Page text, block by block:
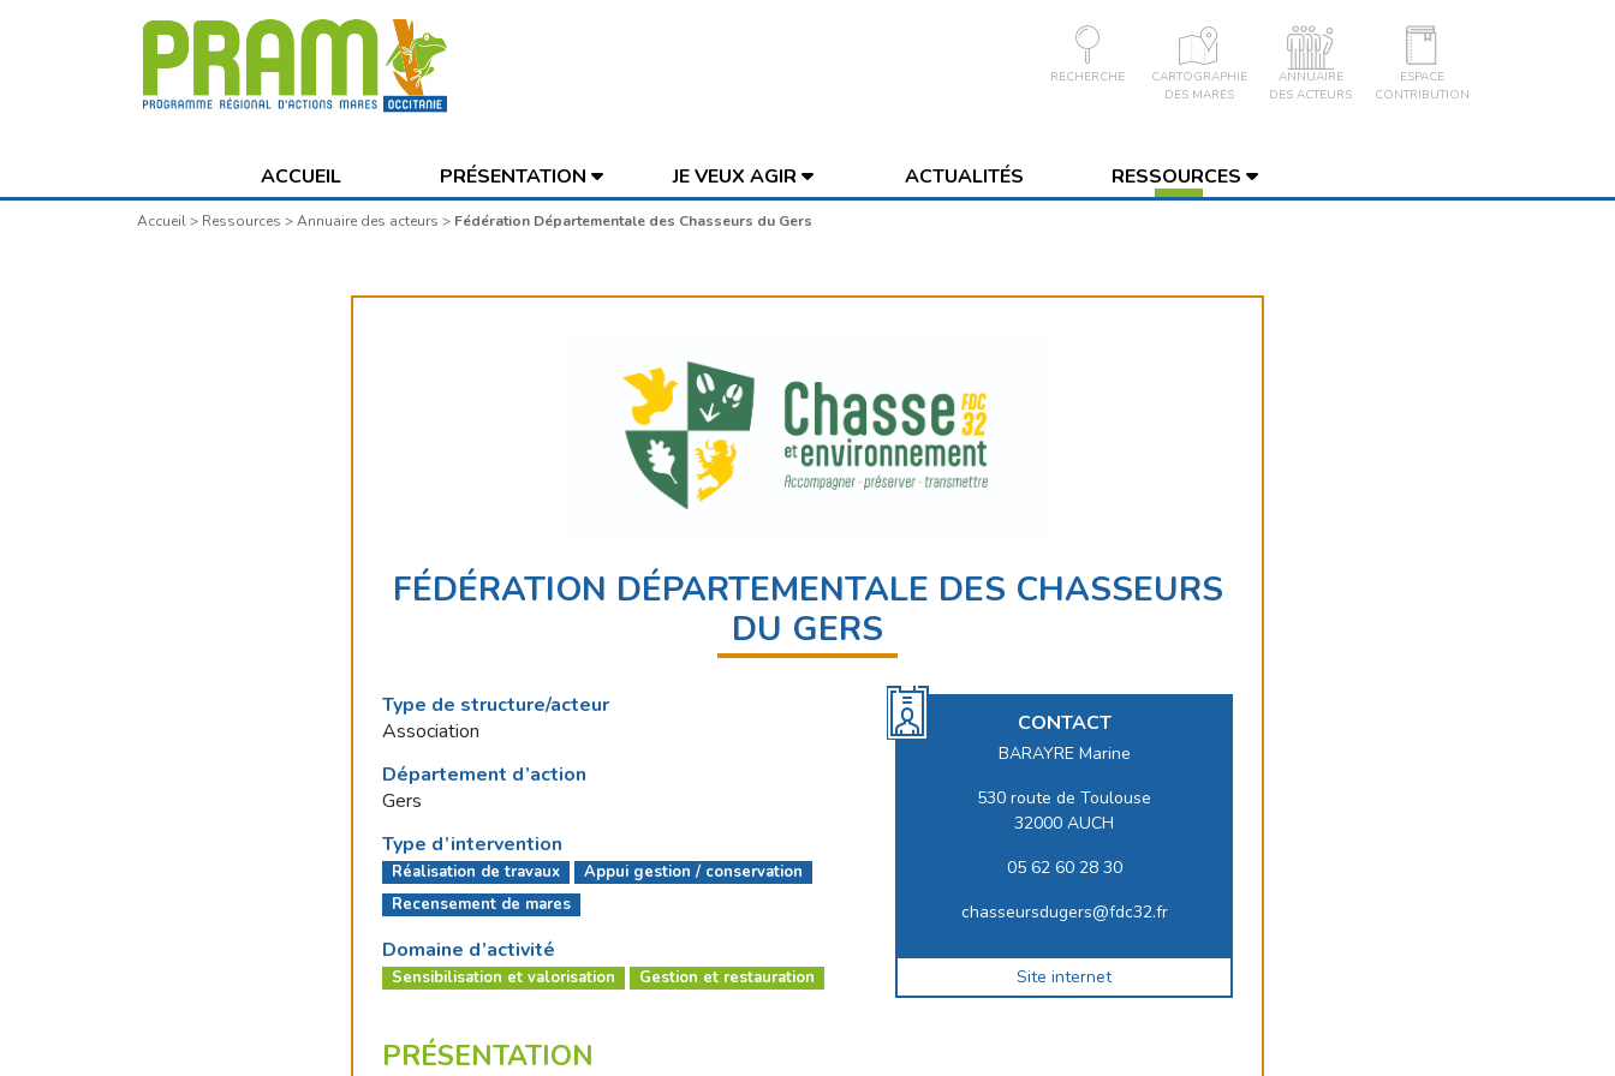
RECHERCHE
CARTOGRAPHIE
DES MARES
ANNUAIRE
DES ACTEURS
ESPACE
CONTRIBUTION
ACCUEIL PRÉSENTATION JE VEUX AGIR ACTUALITÉS RESSOURCES
Accueil> Ressources >Annuaire des acteurs > Fédération Départementale des Chasseurs du Gers
FÉDÉRATION DÉPARTEMENTALE DES CHASSEURS
DU GERS
Type de structure/acteur
Association
Département d’action
Gers
Type d’intervention
Réalisation de travaux
Appui gestion / conservation
Recensement de mares
Domaine d’activité
Sensibilisation et valorisation Gestion et restauration
CONTACT
BARAYRE Marine
530 route de Toulouse
32000 AUCH
05 62 60 28 30
chasseursdugers@fdc32.fr
Site internet
PRÉSENTATION